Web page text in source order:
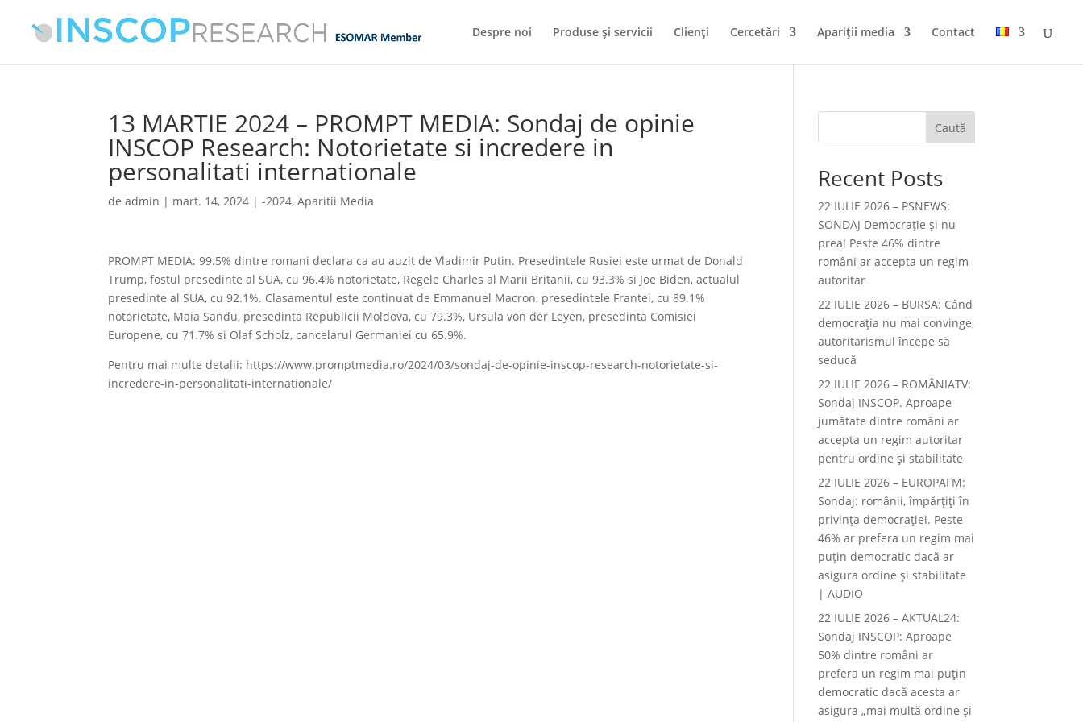
Despre noi Produse și servicii Clienți Cercetări Apariții media Contact
13 MARTIE 2024 – PROMPT MEDIA: Sondaj de opinie
INSCOP Research: Notorietate si incredere in
personalitati internationale
deadmin | mart. 14, 2024 |-2024,Aparitii Media
PROMPT MEDIA: 99.5% dintre romani declara ca au auzit de Vladimir Putin. Presedintele Rusiei este urmat de Donald
Trump, fostul presedinte al SUA, cu 96.4% notorietate, Regele Charles al Marii Britanii, cu 93.3% si Joe Biden, actualul
presedinte al SUA, cu 92.1%. Clasamentul este continuat de Emmanuel Macron, presedintele Frantei, cu 89.1%
notorietate, Maia Sandu, presedinta Republicii Moldova, cu 79.3%, Ursula von der Leyen, presedinta Comisiei
Europene, cu 71.7% si Olaf Scholz, cancelarul Germaniei cu 65.9%.
Pentru mai multe detalii: https://www.promptmedia.ro/2024/03/sondaj-de-opinie-inscop-research-notorietate-si-
incredere-in-personalitati-internationale/
Caută
Recent Posts
22 IULIE 2026 – PSNEWS:
SONDAJ Democrație și nu
prea! Peste 46% dintre
români ar accepta un regim
autoritar
22 IULIE 2026 – BURSA: Când
democraţia nu mai convinge,
autoritarismul începe să
seducă
22 IULIE 2026 – ROMÂNIATV:
Sondaj INSCOP. Aproape
jumătate dintre români ar
accepta un regim autoritar
pentru ordine și stabilitate
22 IULIE 2026 – EUROPAFM:
Sondaj: românii, împărțiți în
privința democrației. Peste
46% ar prefera un regim mai
puțin democratic dacă ar
asigura ordine și stabilitate
| AUDIO
22 IULIE 2026 – AKTUAL24:
Sondaj INSCOP: Aproape
50% dintre români ar
prefera un regim mai puțin
democratic dacă acesta ar
asigura „mai multă ordine și